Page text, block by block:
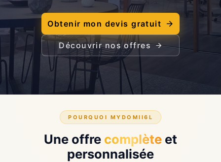
Obtenir mon devis gratuit
Découvrir nos offres
POURQUOI MYDOMII6L
Une offre complète et
personnalisée